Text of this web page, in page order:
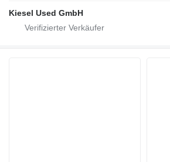
Kiesel Used GmbH